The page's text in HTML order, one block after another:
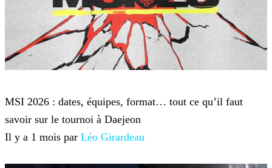
MSI 2026 : dates, équipes, format… tout ce qu’il faut
savoir sur le tournoi à Daejeon
Il y a 1 mois par Léo Girardeau